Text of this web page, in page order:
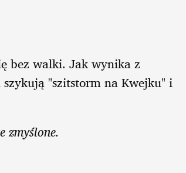
bez walki. Jak wynika z
"szitstorm na Kwejku" i
zmyślone.